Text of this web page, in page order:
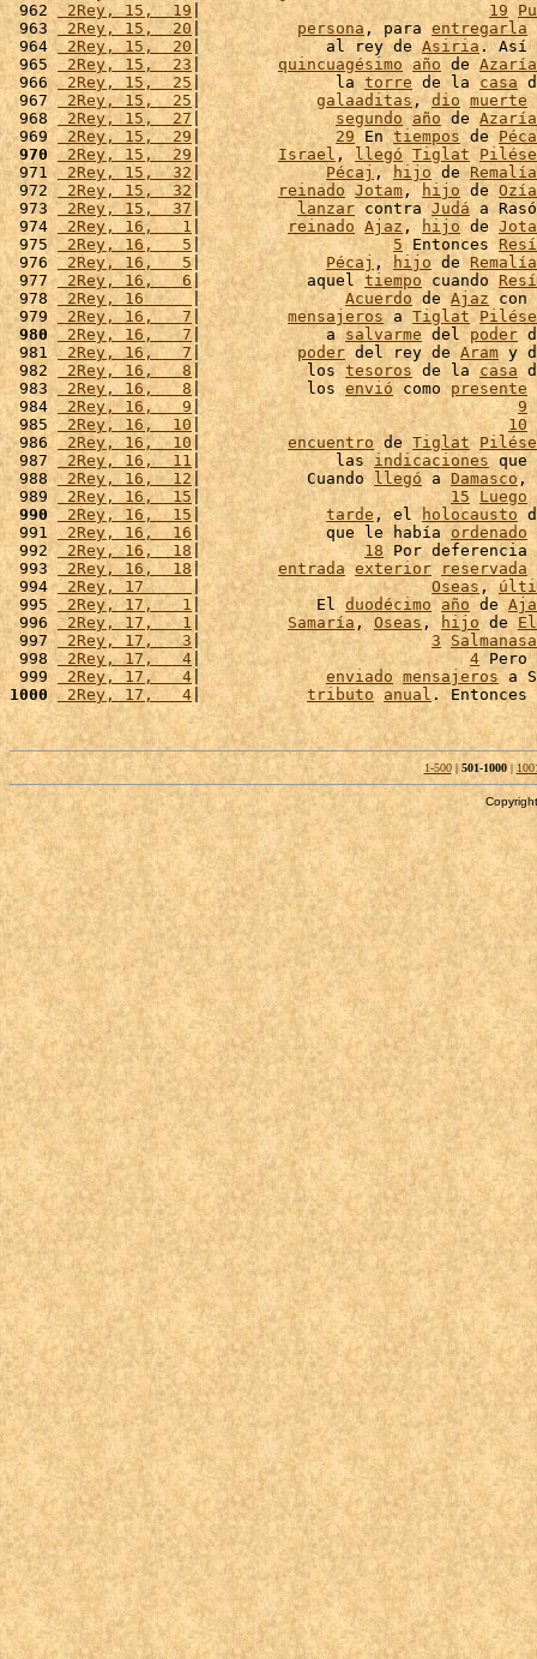
962
2Rey, 15,  19 | 19
963
2Rey, 15,  20 | persona , para entregarla
964
2Rey, 15,  20|             al rey de Asiria .
965
2Rey, 15,  23| quincuagésimo año de
966 2Rey, 15,  25 |              la torre de la casa
967 2Rey, 15,  25| galaaditas, dio muerte
968 2Rey, 15,  27| segundo año de
969 2Rey, 15,  29 | 29 En tiempos de
970
2Rey, 15,  29 | Israel, llegó Tiglat
971 2Rey, 15,  32 | Pécaj , hijo de
972
2Rey, 15,  32 | reinado Jotam , hijo de
973 2Rey, 15,  37 | lanzar contra Judá a
974
2Rey, 16,   1 | reinado Ajaz , hijo de
975 2Rey, 16,   5| 5 Entonces
976 2Rey, 16,   5| Pécaj , hijo de
977 2Rey, 16,   6 |           aquel tiempo cuando
978
2Rey, 16 | Acuerdo de Ajaz
979 2Rey, 16,   7 | mensajeros a Tiglat
980
2Rey, 16,   7 |             a salvarme del poder
981
2Rey, 16,   7| poder del rey de Aram y
982
2Rey, 16,   8 |           los tesoros de la casa
983 2Rey, 16,   8 |           los envió como presente
984 2Rey, 16,   9| 9
985 2Rey, 16,  10| 10
986 2Rey, 16,  10 | encuentro de Tiglat
987
2Rey, 16,  11 |              las indicaciones
988 2Rey, 16,  12 |           Cuando llegó a Damasco,
989
2Rey, 16,  15 | 15 Luego
990 2Rey, 16,  15 | tarde , el holocausto
991
2Rey, 16,  16 |             que le había ordenado
992
2Rey, 16,  18| 18 Por
993 2Rey, 16,  18| entrada exterior reservada
994 2Rey, 17 | Oseas,
995 2Rey, 17,   1 |            El duodécimo año de
996 2Rey, 17,   1 | Samaría , Oseas , hijo de
997 2Rey, 17,   3 | 3
998
2Rey, 17,   4| 4
999
2Rey, 17,   4 | enviado mensajeros a
1000 2Rey, 17,   4 | tributo anual .
1-500| 501-1000|